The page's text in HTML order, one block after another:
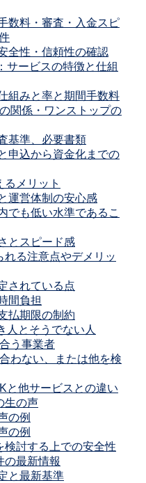
数料・審査・入金スピ
全性・信頼性の確認
サービスの特徴と仕組
組みと率と期間手数料
関係・ワンストップの
基準、必要書類
申込から資金化までの
メリット
運営体制の安心感
でも低い水準であるこ
とスピード感
る注意点やデメリッ
されている点
間負担
払期限の制約
人とそうでない人
う事業者
わない、または他を検
と他サービスとの違い
生の声
の例
の例
検討する上での安全性
の最新情報
と最新基準